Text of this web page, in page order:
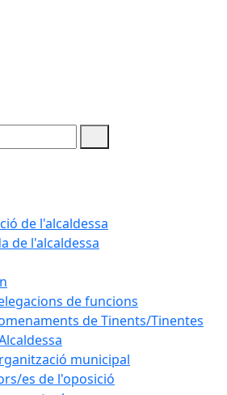
de l'alcaldessa
de l'alcaldessa
de funcions
de Tinents/Tinentes
municipal
es de l'oposició